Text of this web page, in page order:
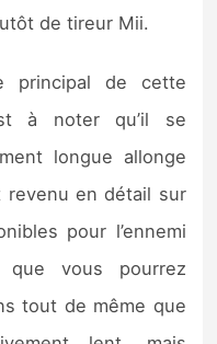
de tireur Mii.
principal de cette
à noter qu’il se
longue allonge
revenu en détail sur
pour l’ennemi
vous pourrez
tout de même que